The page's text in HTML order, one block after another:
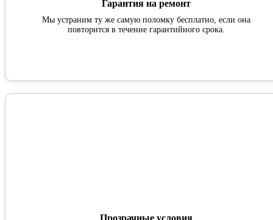
Гарантия на ремонт
Мы устраним ту же самую поломку бесплатно, если она
повторится в течение гарантийного срока.
Прозрачные условия